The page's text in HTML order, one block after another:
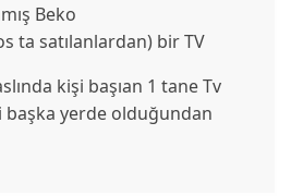
Beko
ta satılanlardan) bir TV
kişi başıan 1 tane Tv
başka yerde olduğundan